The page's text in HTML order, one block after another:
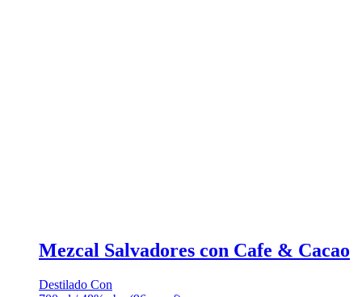
Mezcal Salvadores con Cafe & Cacao
Destilado Con